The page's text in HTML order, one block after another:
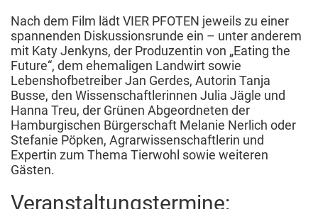
Nach dem Film lädt VIER PFOTEN jeweils zu einer
spannenden Diskussionsrunde ein – unter anderem
mit Katy Jenkyns, der Produzentin von „Eating the
Future“, dem ehemaligen Landwirt sowie
Lebenshofbetreiber Jan Gerdes, Autorin Tanja
Busse, den Wissenschaftlerinnen Julia Jägle und
Hanna Treu, der Grünen Abgeordneten der
Hamburgischen Bürgerschaft Melanie Nerlich oder
Stefanie Pöpken, Agrarwissenschaftlerin und
Expertin zum Thema Tierwohl sowie weiteren
Gästen.
Veranstaltungstermine: